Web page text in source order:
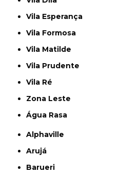
Vila Esperança
Vila Formosa
Vila Matilde
Vila Prudente
Vila Ré
Zona Leste
Água Rasa
Alphaville
Arujá
Barueri